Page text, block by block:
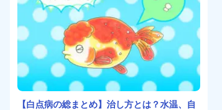
【白点病の総まとめ】治し方とは？水温、自